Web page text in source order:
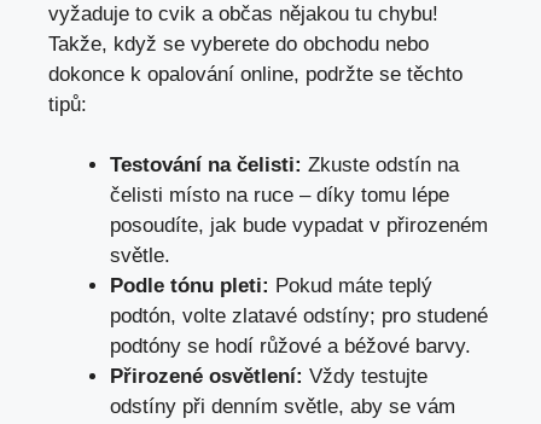
vyžaduje to cvik a občas nějakou tu chybu!
Takže, když se vyberete do obchodu nebo
dokonce k opalování online, podržte se těchto
tipů:
Testování na čelisti: Zkuste odstín na
čelisti místo na ruce – díky tomu lépe
posoudíte, jak bude vypadat v přirozeném
světle.
Podle tónu pleti: Pokud máte teplý
podtón, volte zlatavé odstíny; pro studené
podtóny se hodí růžové a béžové barvy.
Přirozené osvětlení: Vždy testujte
odstíny při denním světle, aby se vám